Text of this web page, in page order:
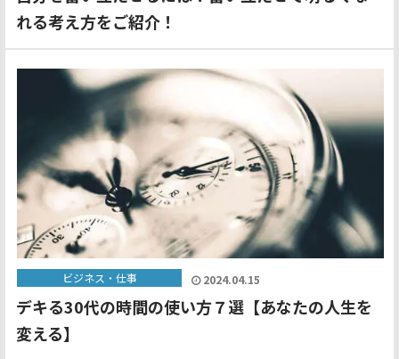
れる考え方をご紹介！
ビジネス・仕事 2024.04.15
デキる30代の時間の使い方７選【あなたの人生を
変える】